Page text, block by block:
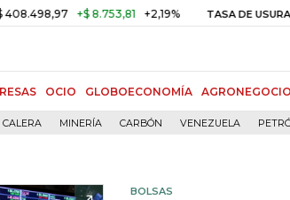
+$ 8.753,81 +2,19% TASA DE USURA
OCIO GLOBOECONOMÍA
CALERA MINERÍA CARBÓN VENEZUELA
BOLSAS